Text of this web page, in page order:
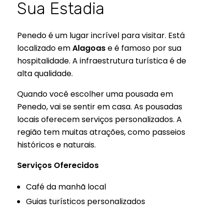
Sua Estadia
Penedo é um lugar incrível para visitar. Está
localizado emAlagoase é famoso por sua
hospitalidade. A infraestrutura turística é de
alta qualidade.
Quando você escolher uma pousada em
Penedo, vai se sentir em casa. As pousadas
locais oferecem serviços personalizados. A
região tem muitas atrações, como passeios
históricos e naturais.
Serviços Oferecidos
Café da manhã local
Guias turísticos personalizados